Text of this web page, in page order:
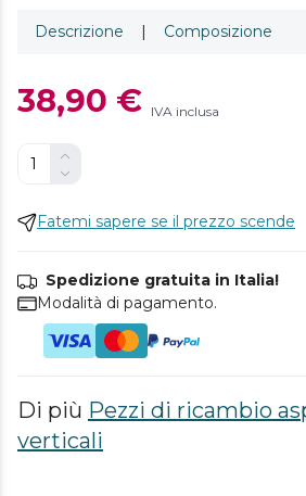
Descrizione | Composizione
38,90 € IVA inclusa
Fatemi sapere se il prezzo scende
Spedizione gratuita in Italia!
Modalità di pagamento.
Di più Pezzi di ricambio
verticali